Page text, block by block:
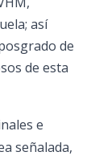
así
de
de esta
e
señalada,